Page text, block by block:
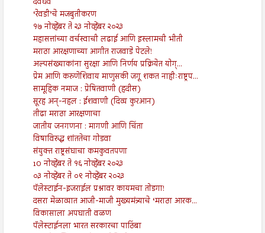
‘रेवडी’चे मजबुतीकरण
१७ नोव्हेंबर ते २३ नोव्हेंबर २०२३
महासत्तांच्या वर्चस्वाची लढाई आणि इस्लामची भीती
मराठा आरक्षणाच्या आगीत राजवाडे पेटले!
अल्पसंख्याकांना सुरक्षा आणि निर्णय प्रक्रियेत योग्...
प्रेम आणि करुणेशिवाय माणुसकी जगू शकत नाहीःराष्ट्रप...
सामूहिक नमाज : प्रेषितवाणी (हदीस)
सूरह अन्-नहल : ईशवाणी (दिव्य कुरआन)
तीढा मराठा आरक्षणाचा
जातीय जनगणना : मागणी आणि चिंता
विषाविरुद्ध शांततेचा गोडवा
संयुक्त राष्ट्रसंघाचा कमकुवतपणा
10 नोव्हेंबर ते १६ नोव्हेंबर २०२३
०३ नोव्हेंबर ते ०९ नोव्हेंबर २०२३
पॅलेस्टाईन-इजराईल प्रश्नावर कायमचा तोडगा!
दसरा मेळाव्यात आजी-माजी मुख्यमंत्र्याचे ‘मराठा आरक...
विकासाला अपघाती वळण
पॅलेस्टाईनला भारत सरकारचा पाठिंबा